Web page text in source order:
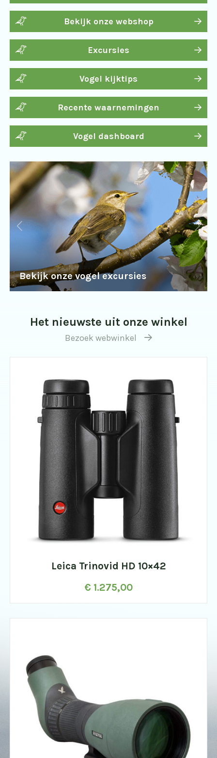
Bekijk onze webshop
Excursies
Vogel kijktips
Recente waarnemingen
Vogel dashboard
Bekijk onze vogel excursies
Het nieuwste uit onze winkel
Bezoek webwinkel
Leica Trinovid HD 10×42
€ 1.275,00